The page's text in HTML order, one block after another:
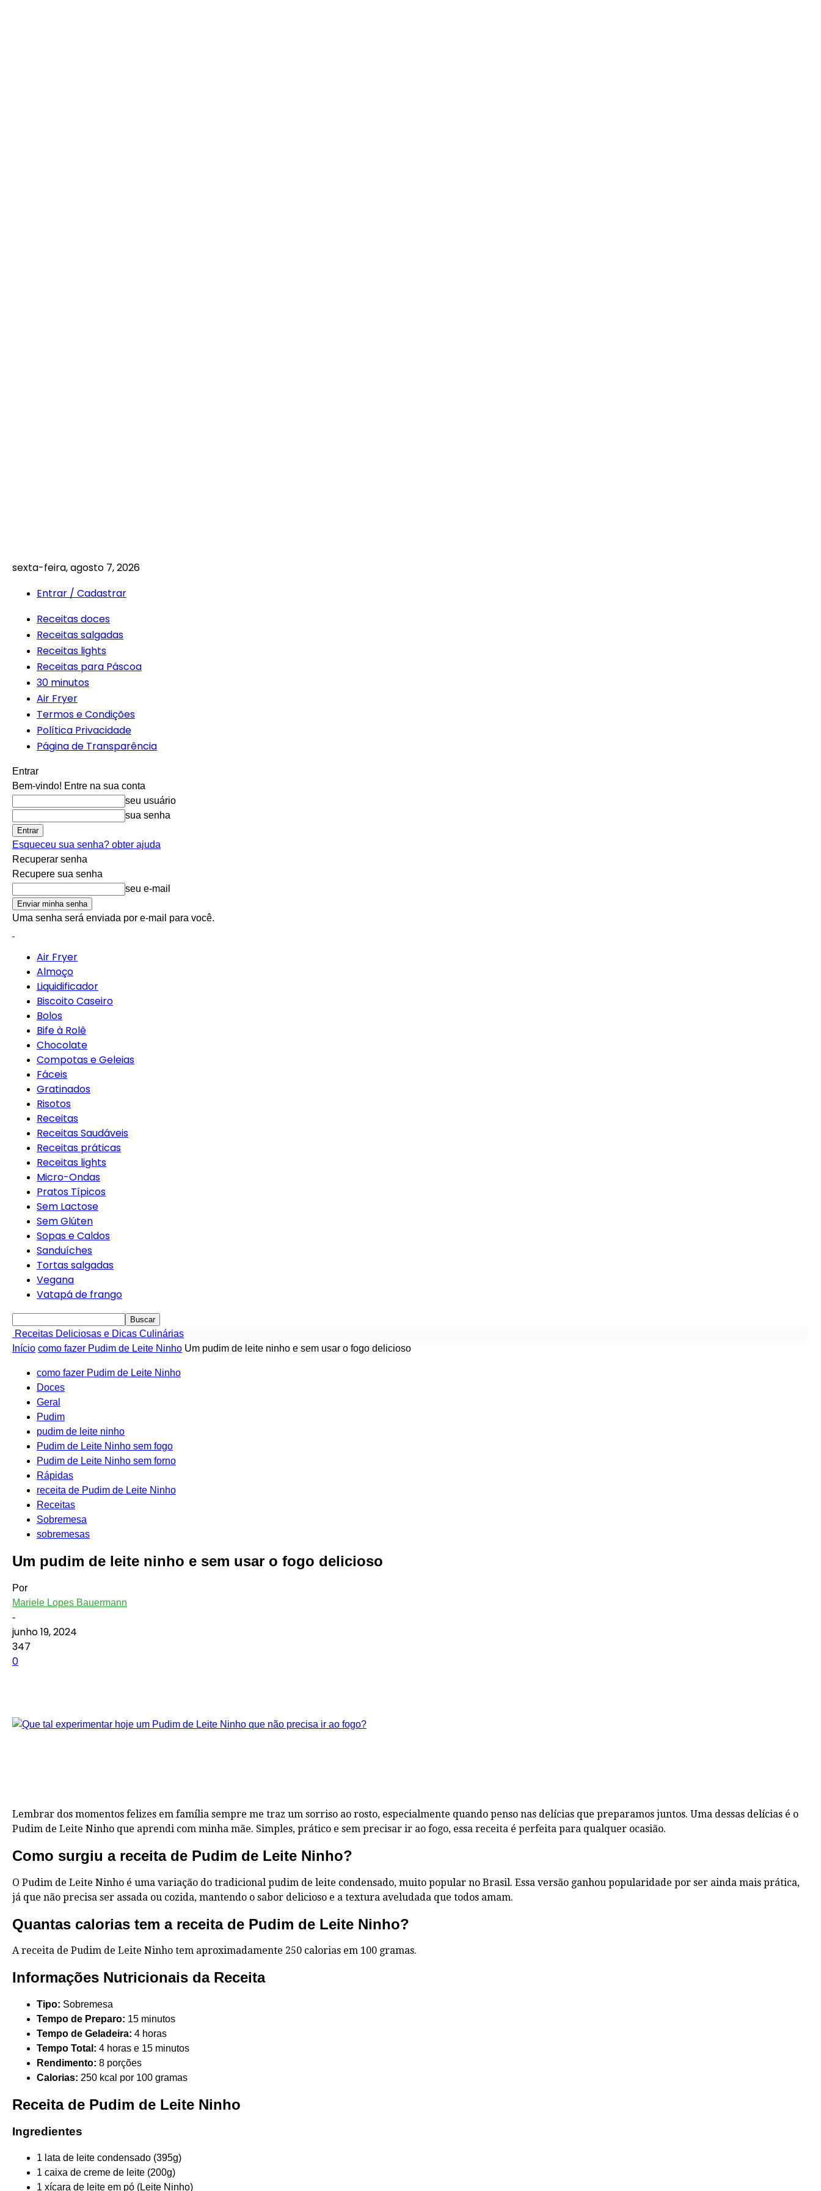
sexta-feira, agosto 7, 2026
Entrar / Cadastrar
Receitas doces
Receitas salgadas
Receitas lights
Receitas para Páscoa
30 minutos
Air Fryer
Termos e Condições
Política Privacidade
Página de Transparência
Entrar
Bem-vindo! Entre na sua conta
seu usuário
sua senha
Esqueceu sua senha? obter ajuda
Recuperar senha
Recupere sua senha
seu e-mail
Uma senha será enviada por e-mail para você.
Air Fryer
Almoço
Liquidificador
Biscoito Caseiro
Bolos
Bife à Rolê
Chocolate
Compotas e Geleias
Fáceis
Gratinados
Risotos
Receitas
Receitas Saudáveis
Receitas práticas
Receitas lights
Micro-Ondas
Pratos Típicos
Sem Lactose
Sem Glúten
Sopas e Caldos
Sanduíches
Tortas salgadas
Vegana
Vatapá de frango
Receitas Deliciosas e Dicas Culinárias
Início como fazer Pudim de Leite Ninho Um pudim de leite ninho e sem usar o fogo delicioso
como fazer Pudim de Leite Ninho
Doces
Geral
Pudim
pudim de leite ninho
Pudim de Leite Ninho sem fogo
Pudim de Leite Ninho sem forno
Rápidas
receita de Pudim de Leite Ninho
Receitas
Sobremesa
sobremesas
Um pudim de leite ninho e sem usar o fogo delicioso
Por
Mariele Lopes Bauermann
-
junho 19, 2024
347
0
Lembrar dos momentos felizes em família sempre me traz um sorriso ao rosto, especialmente quando penso nas delícias que preparamos juntos. Uma dessas delícias é o
Pudim de Leite Ninho que aprendi com minha mãe. Simples, prático e sem precisar ir ao fogo, essa receita é perfeita para qualquer ocasião.
Como surgiu a receita de Pudim de Leite Ninho?
O Pudim de Leite Ninho é uma variação do tradicional pudim de leite condensado, muito popular no Brasil. Essa versão ganhou popularidade por ser ainda mais prática,
já que não precisa ser assada ou cozida, mantendo o sabor delicioso e a textura aveludada que todos amam.
Quantas calorias tem a receita de Pudim de Leite Ninho?
A receita de Pudim de Leite Ninho tem aproximadamente 250 calorias em 100 gramas.
Informações Nutricionais da Receita
Tipo: Sobremesa
Tempo de Preparo: 15 minutos
Tempo de Geladeira: 4 horas
Tempo Total: 4 horas e 15 minutos
Rendimento: 8 porções
Calorias: 250 kcal por 100 gramas
Receita de Pudim de Leite Ninho
Ingredientes
1 lata de leite condensado (395g)
1 caixa de creme de leite (200g)
1 xícara de leite em pó (Leite Ninho)